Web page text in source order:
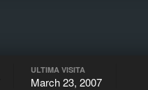
ULTIMA VISITA
March 23, 2007